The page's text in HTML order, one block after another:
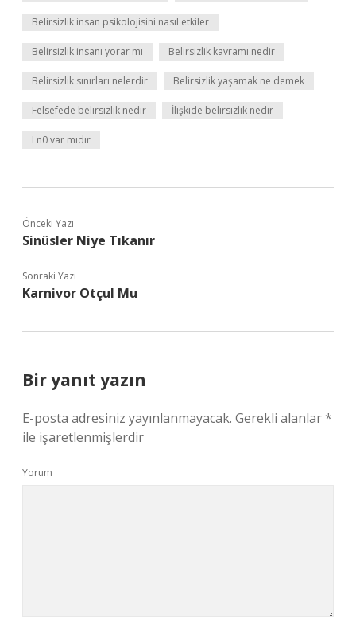
Belirsizlik insan psikolojisini nasıl etkiler
Belirsizlik insanı yorar mı Belirsizlik kavramı nedir
Belirsizlik sınırları nelerdir Belirsizlik yaşamak ne demek
Felsefede belirsizlik nedir İlişkide belirsizlik nedir
Ln0 var mıdır
Önceki Yazı
Sinüsler Niye Tıkanır
Sonraki Yazı
Karnivor Otçul Mu
Bir yanıt yazın
E-posta adresiniz yayınlanmayacak. Gerekli alanlar*
ile işaretlenmişlerdir
Yorum